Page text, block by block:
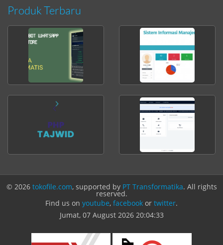
Produk Terbaru
© 2026 tokofile.com, supported by PT Transformatika. All rights
reserved.
Find us on youtube, facebook or twitter.
Jumat, 07 August 2026 20:04:33